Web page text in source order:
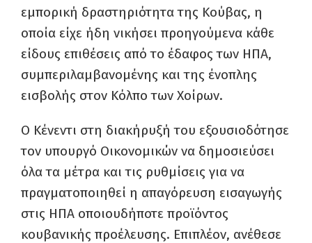
εμπορική δραστηριότητα της Κούβας, η
οποία είχε ήδη νικήσει προηγούμενα κάθε
είδους επιθέσεις από το έδαφος των ΗΠΑ,
συμπεριλαμβανομένης και της ένοπλης
εισβολής στον Κόλπο των Χοίρων.
O Κένεντι στη διακήρυξή του εξουσιοδότησε
τον υπουργό Οικονομικών να δημοσιεύσει
όλα τα μέτρα και τις ρυθμίσεις για να
πραγματοποιηθεί η απαγόρευση εισαγωγής
στις ΗΠΑ οποιουδήποτε προϊόντος
κουβανικής προέλευσης. Επιπλέον, ανέθεσε